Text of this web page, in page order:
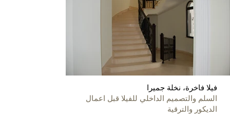
فيلا فاخرة، نخلة جميرا
السلم والتصميم الداخلي للفيلا قبل اعمال
الديكور والترقية